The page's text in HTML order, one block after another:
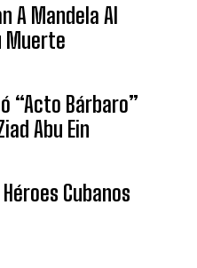
A Mandela Al
Muerte
“Acto Bárbaro”
Abu Ein
Cubanos